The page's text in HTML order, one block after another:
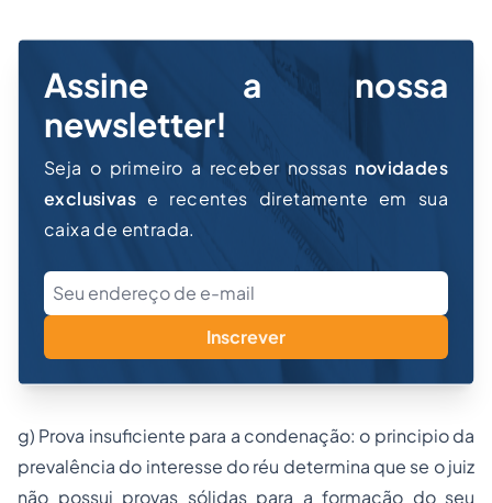
Assine a nossa
newsletter!
Seja o primeiro a receber nossas novidades
exclusivas e recentes diretamente em sua
caixa de entrada.
Inscrever
g) Prova insuficiente para a condenação: o principio da
prevalência do interesse do réu determina que se o juiz
não possui provas sólidas para a formação do seu